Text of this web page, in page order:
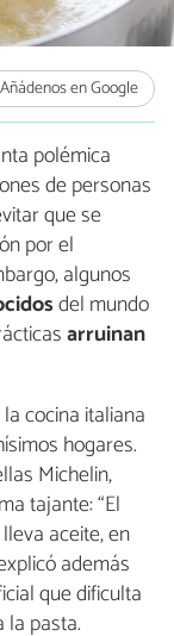
Añádenos en Google
polémica
de personas
que se
por el
algunos
del mundo
arruinan
cocina italiana
hogares.
Michelin,
tajante: “El
aceite, en
además
que dificulta
pasta.